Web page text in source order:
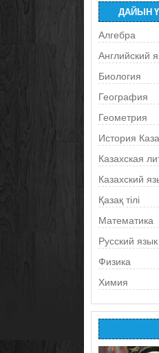
ДАЙЫН
Алгебра
Английский
Биология
География
Геометрия
История
Казахская
Казахский
Қазақ тілі
Математика
Русский язык
Физика
Химия